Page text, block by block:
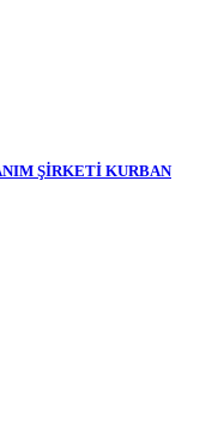
ŞİRKETİ KURBAN